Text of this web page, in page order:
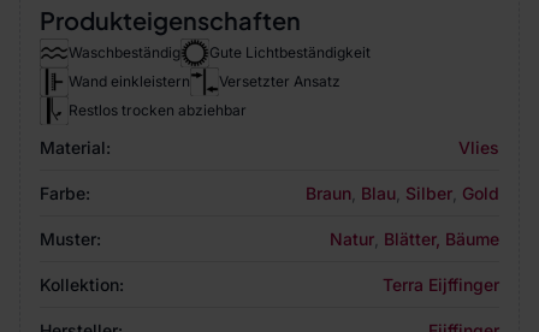
Produkteigenschaften
Waschbeständig
Gute Lichtbeständigkeit
Wand einkleistern
Versetzter Ansatz
Restlos trocken abziehbar
Material: Vlies
Farbe: Braun Blau Silber Gold
Muster: Natur Blätter, Bäume
Kollektion: Terra Eijffinger